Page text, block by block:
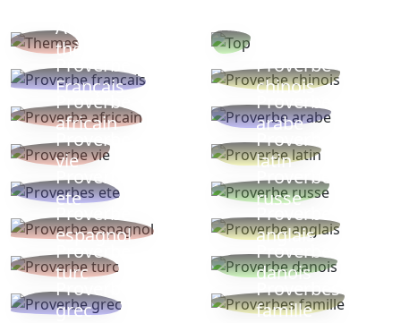
Autres
thèmes
Proverbe
Français
Proverbe
chinois
Proverbe
africain
Proverbe
arabe
Proverbe
vie
Proverbe
latin
Proverbes
ete
Proverbe
russe
Proverbe
espagnol
Proverbe
anglais
Proverbe
turc
Proverbe
danois
Proverbe
grec
Proverbes
famille